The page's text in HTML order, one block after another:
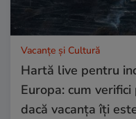
Vacanțe și Cultură
Hartă live pentru
Europa: cum
dacă vacanța îți